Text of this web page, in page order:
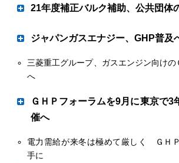
エネックス（本社・東村山市、榎本弘容
に始めた実質再生可能エネルギー１０
「スローエナジープラン」が注目を集め
３月に東京都信用金庫協会などが選ぶ「
企業」で、同社は再生エネを軸とする地
日、高砂市の市ノ池公園で開かれた「阿
は昨年12月から有志が同食堂にボランテ
関係性を強化する。
同社は、近年ＩＨクッキングヒーターが
を通じて子供たちが安全に火を扱い、火
に接して「火に親しみ、火を学ぶ」体験
実施した。参加者は２人一組で火種を作
た。
りで２００万台を突破した。認定保安機
階として３ ０ ０ 万（ 台・件）を目指す
21年度補正バルク補助、公共団体
GHP導入は51件190台で自立型
ＬＰガス振興センター（岩井清祐理事長
２件のうち、ＧＨＰの導入を伴う事業数
入台数は１９０台で、このうち電源自立
請が目立った。
ジャパンガスエナジー、GHP普及
拡販のポイント学ぶ
ジャパンガスエナジー（本社・東京、
日、特約店向け人材育成プログラム「Ｊ
調講演「カーボンニュートラル政策とＧ
ライン配信した。全国の特約店やＪＧＥ
三菱重工グループ、ガスエンジン向けの
へ
ＧＨＰフォーラムを9月に東京で3
催へ
情勢見極め他都市も
電力需給が来冬は極めて厳しく ＧＨ
手に